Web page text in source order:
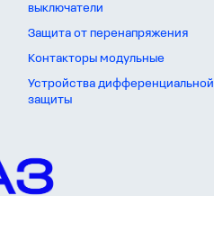
выключатели
Защита от перенапряжения
Контакторы модульные
Устройства дифференциальной
защиты